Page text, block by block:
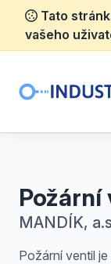
Tato
vašeho
Požární
MANDÍK,
Požární ventil